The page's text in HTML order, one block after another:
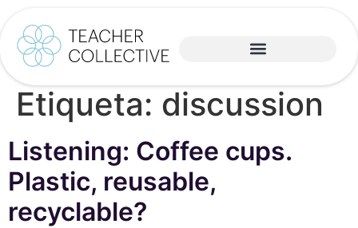
Etiqueta: discussion
Listening: Coffee cups.
Plastic, reusable,
recyclable?